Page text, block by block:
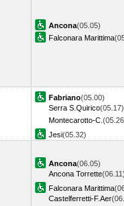
Ancona(05.05)
Falconara Marittima
Fabriano(05.00)
Serra S.Quirico(05.17)
Montecarotto-C.
Jesi(05.32)
Ancona(06.05)
Ancona Torrette(06.11)
Falconara Marittima
Castelferretti-F.Aer